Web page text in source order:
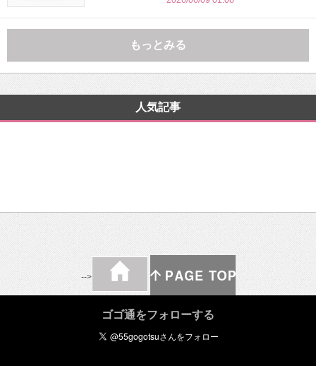
もっとみる
人気記事
-->
ゴゴ通をフォローする